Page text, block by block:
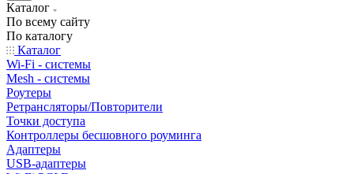
Каталог
По всему сайту
По каталогу
Каталог
Wi-Fi - системы
Mesh - системы
Роутеры
Ретрансляторы/Повторители
Точки доступа
Контроллеры бесшовного роуминга
Адаптеры
USB-адаптеры